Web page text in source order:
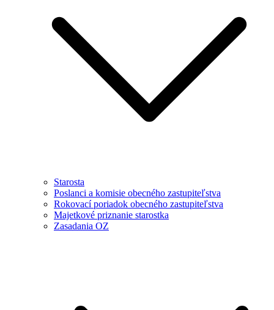
Starosta
Poslanci a komisie obecného zastupiteľstva
Rokovací poriadok obecného zastupiteľstva
Majetkové priznanie starostka
Zasadania OZ